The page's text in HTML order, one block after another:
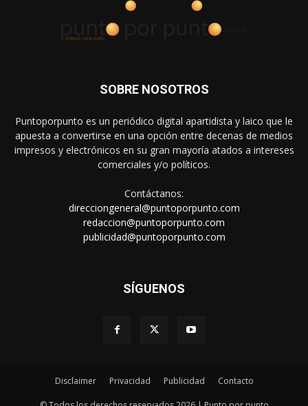
SOBRE NOSOTROS
Puntoporpunto es un periódico digital apartidista y laico que le
apuesta a convertirse en una opción entre decenas de medios
impresos y electrónicos en su gran mayoría atados a intereses
comerciales y/o políticos.
Contáctanos:
direcciongeneral@puntoporpunto.com
redaccion@puntoporpunto.com
publicidad@puntoporpunto.com
SÍGUENOS
Disclaimer Privacidad Publicidad Contacto